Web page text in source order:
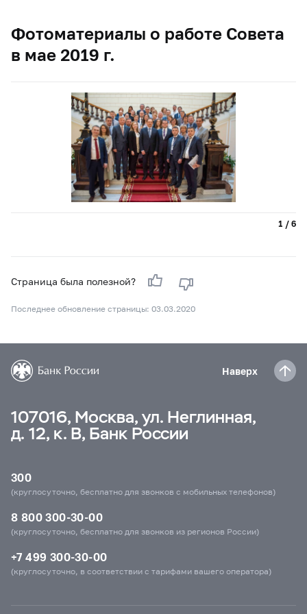
Фотоматериалы о работе Совета
в мае 2019 г.
1 / 6
Страница была полезной?
Последнее обновление страницы: 03.03.2020
Наверх
107016, Москва, ул. Неглинная,
д. 12, к. В, Банк России
300
(круглосуточно, бесплатно для звонков с мобильных телефонов)
8 800 300-30-00
(круглосуточно, бесплатно для звонков из регионов России)
+7 499 300-30-00
(круглосуточно, в соответствии с тарифами вашего оператора)